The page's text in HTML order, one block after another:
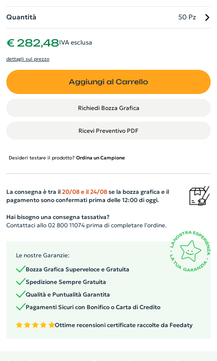
Quantità 50 Pz
€ 282,48IVA esclusa
dettagli sul prezzo
Aggiungi al Carrello
Richiedi Bozza Grafica
Ricevi Preventivo PDF
Desideri testare il prodotto? Ordina un Campione
La consegna è tra il 20/08 e il 24/08se la bozza grafica e il
pagamento sono confermati prima delle 12:00 di oggi.
Hai bisogno una consegna tassativa?
Contattaci allo 02 800 11074 prima di completare l’ordine.
Le nostre Garanzie:
Bozza Grafica Superveloce e Gratuita
Spedizione Sempre Gratuita
Qualità e Puntualità Garantita
Pagamenti Sicuri con Bonifico o Carta di Credito
Ottime recensioni certificate raccolte da Feedaty